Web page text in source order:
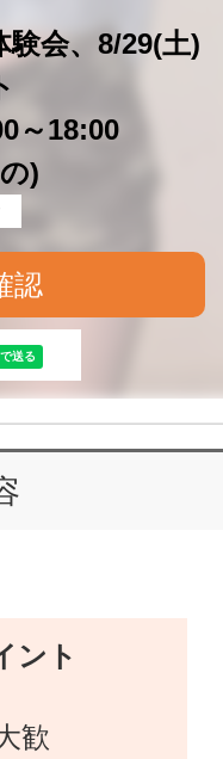
験会、8/29(土)
～18:00
)
認
ント
歓